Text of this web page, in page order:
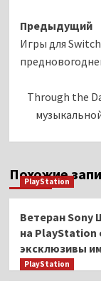
записи
Предыдущий
Игры для
Through the
Похожие
PlayStation
Ветеран Sony
на PlayStation
эксклюзивы
PlayStation